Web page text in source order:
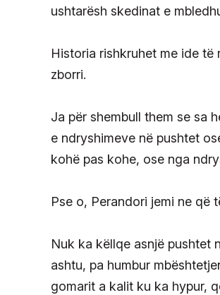
ushtarësh skedinat e
Historia rishkruhet me ide të
zborri.
Ja për shembull them se sa
e ndryshimeve në pushtet
kohë pas kohe, ose nga
Pse o, Perandori jemi ne që
Nuk ka këllqe asnjë pushtet
ashtu, pa humbur
gomarit a kalit ku ka hypur,